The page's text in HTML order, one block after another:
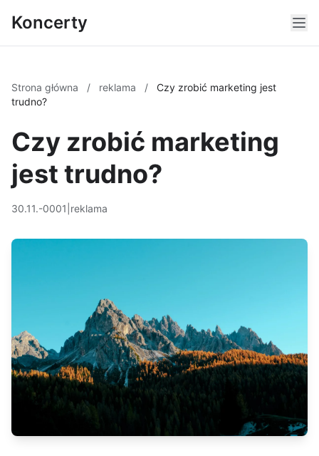
Koncerty
Strona główna / reklama /
Czy zrobić marketing jest
trudno?
Czy zrobić marketing
jest trudno?
30.11.-0001 reklama